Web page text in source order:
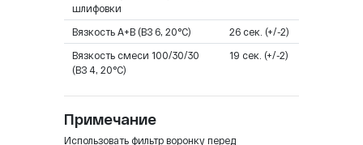
шлифовки
Вязкость А+В (ВЗ 6, 20°С) 26 сек. (+/-2)
Вязкость смеси 100/30/30
(ВЗ 4, 20°С)
19 сек. (+/-2)
Примечание
Использовать фильтр воронку перед